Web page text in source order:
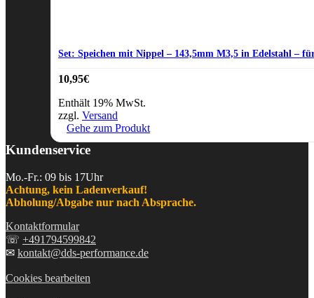
Set: Speichen mit Nippel – 143,5mm M3,5 in Edelstahl –
10,95€
Enthält 19% MwSt.
zzgl. Versand
Gehe zum Produkt
Kundenservice
Mo.-Fr.: 09 bis 17Uhr
Achtung, kein Ladenverkauf!
Abholung/Abgabe nur nach Absprache.
Kontaktformular
☏ +491794599842
✉ kontakt@dds-performance.de
Cookies bearbeiten